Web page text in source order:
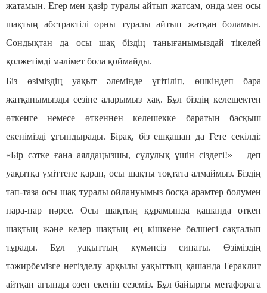
жатамын. Егер мен қазір туралы айтып жатсам, онда мен осы
шақтың абстрактілі орны туралы айтып жатқан боламын.
Сондықтан да осы шақ біздің танығанымыздай тікелей
қолжетімді мәлімет бола қоймайды.
Біз өзіміздің уақыт әлемінде үгітіліп, өшкіндеп бара
жатқанымызды сезіне аларымыз хақ. Бұл біздің келешектен
өткенге немесе өткеннен келешекке баратын басқыш
екенімізді ұғындырады. Бірақ, біз ешқашан да Гете секілді:
«Бір сәтке ғана аялдаңызшы, сұлулық үшін сіздегі!» – деп
уақытқа үміттене қарап, осы шақты тоқтата алмаймыз. Біздің
тап-таза осы шақ туралы ойлануымыз босқа арамтер болумен
пара-пар нәрсе. Осы шақтың құрамында қашанда өткен
шақтың және келер шақтың ең кішкене бөлшегі сақталып
тұрады. Бұл уақыттың күмәнсіз сипаты. Өзіміздің
тәжирбемізге негізделу арқылы уақыттың қашанда Гераклит
айтқан ағынды өзен екенін сеземіз. Бұл байырғы метафораға